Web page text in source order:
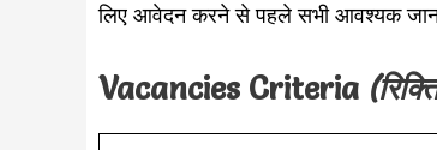
लिए आवेदन करने से पहले सभी आवश्यक
Vacancies Criteria